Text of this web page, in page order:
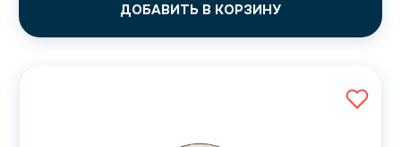
ДОБАВИТЬ В КОРЗИНУ